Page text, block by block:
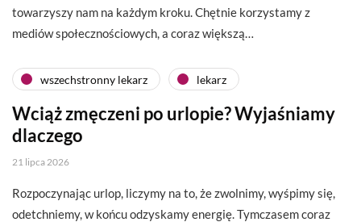
towarzyszy nam na każdym kroku. Chętnie korzystamy z
mediów społecznościowych, a coraz większą…
wszechstronny lekarz lekarz
Wciąż zmęczeni po urlopie? Wyjaśniamy
dlaczego
21 lipca 2026
Rozpoczynając urlop, liczymy na to, że zwolnimy, wyśpimy się,
odetchniemy, w końcu odzyskamy energię. Tymczasem coraz